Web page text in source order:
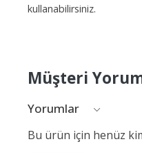
kullanabilirsiniz.
Müşteri
Yorumlar
Bu ürün için henüz